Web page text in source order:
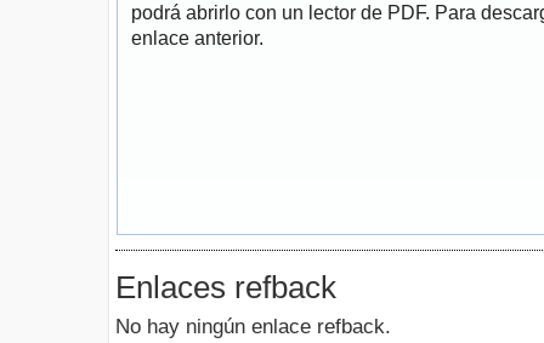
podrá abrirlo con un lector de PDF. Para
enlace anterior.
Enlaces refback
No hay ningún enlace refback.